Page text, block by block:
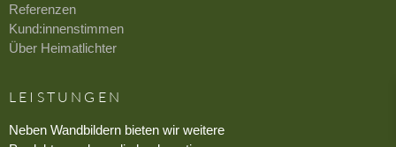
Referenzen
Kund:innenstimmen
Über Heimatlichter
LEISTUNGEN
Neben Wandbildern bieten wir weitere